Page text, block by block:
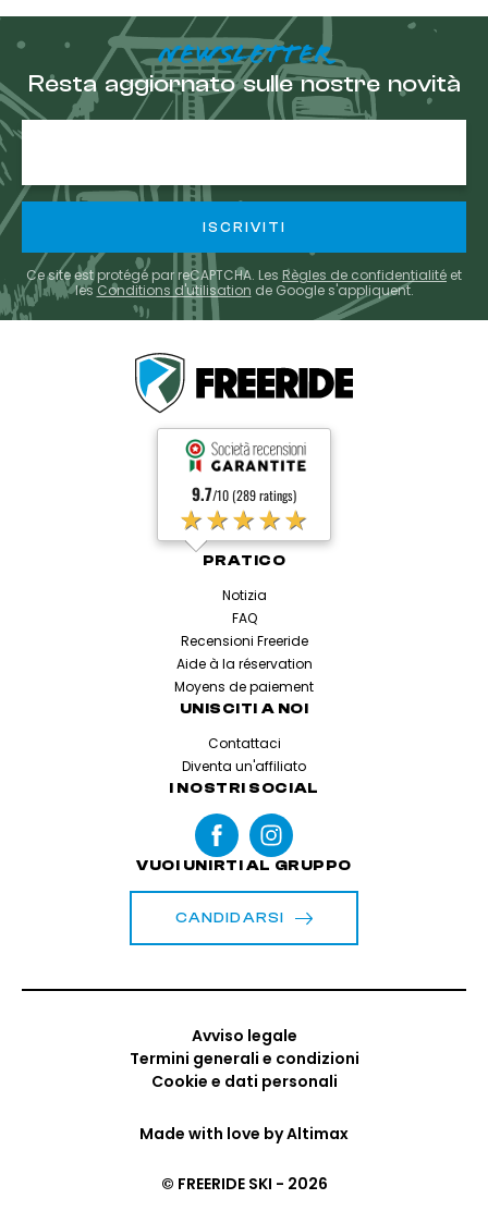
NEWSLETTER
Resta aggiornato sulle nostre novità
Ce site est protégé par reCAPTCHA. Les Règles de confidentialité et
les Conditions d'utilisation de Google s'appliquent.
9.7/10 (289 ratings)
★★★★★
PRATICO
Notizia
FAQ
Recensioni Freeride
Aide à la réservation
Moyens de paiement
UNISCITI A NOI
Contattaci
Diventa un'affiliato
I NOSTRI SOCIAL
VUOI UNIRTI AL GRUPPO
CANDIDARSI
© FREERIDE SKI - 2026
Avviso legale
Termini generali e condizioni
Cookie e dati personali
Made with love byAltimax